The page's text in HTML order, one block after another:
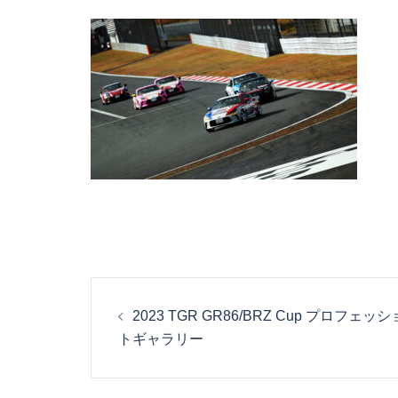
稿
ナ
2023 TGR GR86/BRZ Cup プロフェッシ
トギャラリー